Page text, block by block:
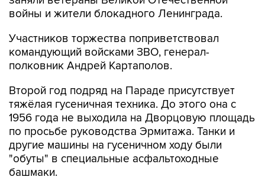
войны и жители блокадного Ленинграда.
Участников торжества поприветствовал
командующий войсками ЗВО, генерал-
полковник Андрей Картаполов.
Второй год подряд на Параде присутствует
тяжёлая гусеничная техника. До этого она с
1956 года не выходила на Дворцовую площадь
по просьбе руководства Эрмитажа. Танки и
другие машины на гусеничном ходу были
"обуты" в специальные асфальтоходные
башмаки.